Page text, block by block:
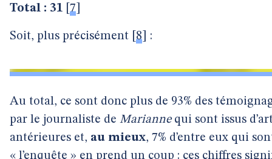
Total : 31 7
Soit, plus précisément 8 :
Au total, ce sont donc plus de 93% des
par le journaliste de Mariannequi sont issus
antérieures et, au mieux, 7% d’entre eux qui
« l’enquête » en prend un coup : ces chiffres